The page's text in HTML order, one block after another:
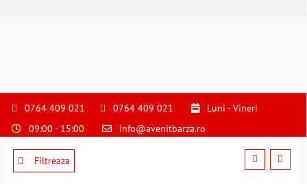
S
pentru
0764409021
0764 409 021 0764 409 021
Luni - Vineri
09:00 - 15:00
info@avenitbarza.ro
Filtreaza